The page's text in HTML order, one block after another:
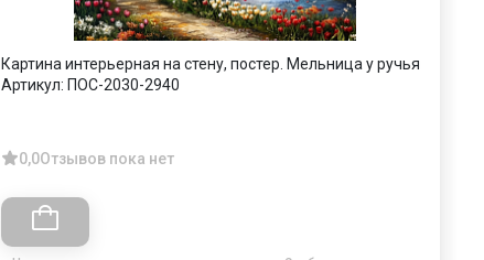
Картина интерьерная на стену, постер. Мельница у ручья
Артикул: ПОС-2030-2940
0,0Отзывов пока нет